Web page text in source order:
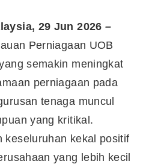
29 Jun 2026 –
Perniagaan UOB
semakin meningkat
perniagaan pada
tenaga muncul
yang kritikal.
keseluruhan kekal positif
yang lebih kecil